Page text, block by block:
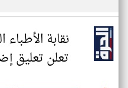
نقابة
تعلن تعليق